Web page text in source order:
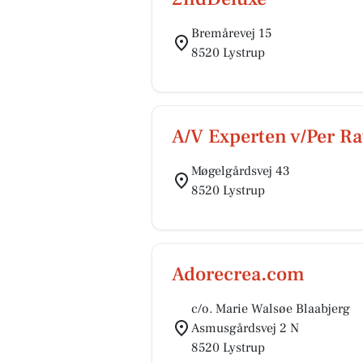
Bremårevej 15
8520 Lystrup
A/V Experten v/Per
Møgelgårdsvej 43
8520 Lystrup
Adorecrea.com
c/o. Marie Walsøe Blaabjerg
Asmusgårdsvej 2 N
8520 Lystrup